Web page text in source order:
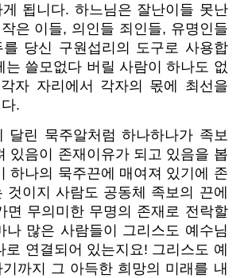
게 됩니다. 하느님은 잘난이들 못난
은 이들, 의인들 죄인들, 유명인들
를 당신 구원섭리의 도구로 사용합
는 쓸모없다 버릴 사람이 하나도 없
자 자리에서 각자의 몫에 최선을
.
달린 묵주알처럼 하나하나가 족보
있음이 존재이유가 되고 있음을 봅
하나의 묵주끈에 매여져 있기에 존
것이지 사람도 공동체 족보의 끈에
면 무의미한 무명의 존재로 전락할
나 많은 사람들이 그리스도 예수님
로 연결되어 있는지요! 그리스도 예
까지 그 아득한 희망의 미래를 내